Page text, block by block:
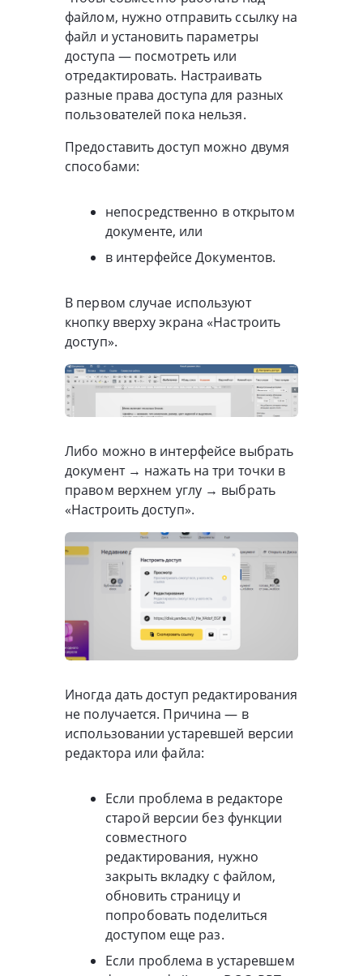
файлом, нужно отправить ссылку на
файл и установить параметры
доступа — посмотреть или
отредактировать. Настраивать
разные права доступа для разных
пользователей пока нельзя.
Предоставить доступ можно двумя
способами:
непосредственно в открытом
документе, или
в интерфейсе Документов.
В первом случае используют
кнопку вверху экрана «Настроить
доступ».
Либо можно в интерфейсе выбрать
документ → нажать на три точки в
правом верхнем углу → выбрать
«Настроить доступ».
Иногда дать доступ редактирования
не получается. Причина — в
использовании устаревшей версии
редактора или файла:
Если проблема в редакторе
старой версии без функции
совместного
редактирования, нужно
закрыть вкладку с файлом,
обновить страницу и
попробовать поделиться
доступом еще раз.
Если проблема в устаревшем